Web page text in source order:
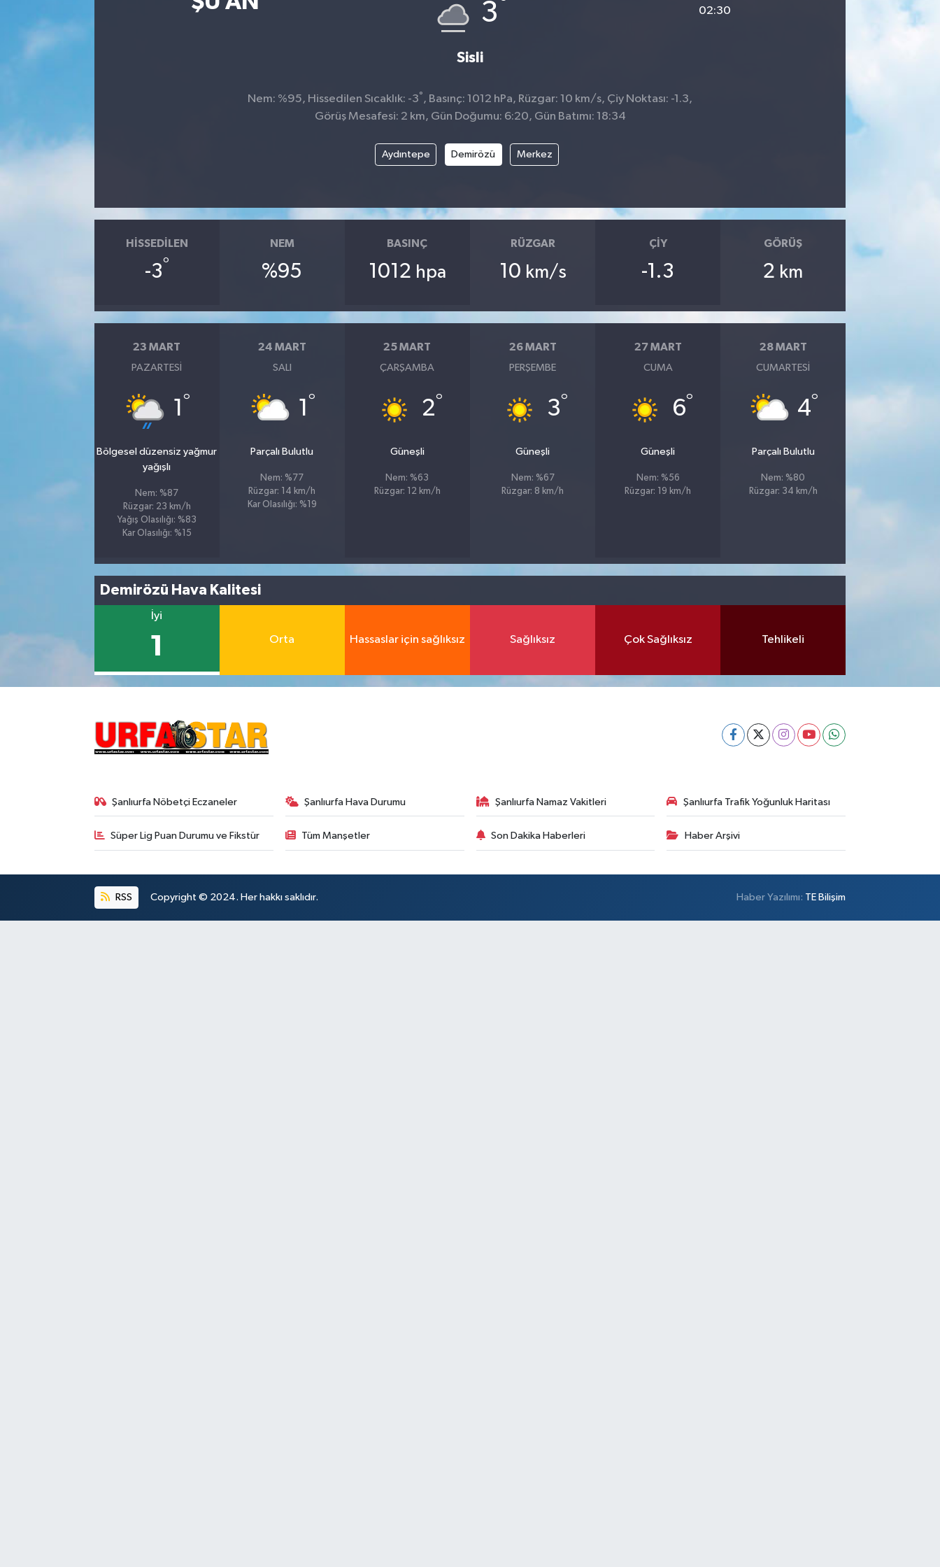
3
Sisli
02:30
Nem: %95, Hissedilen Sıcaklık: -3° , Basınç: 1012 hPa, Rüzgar: 10 km/s, Çiy Noktası: -1.3,
Görüş Mesafesi: 2 km, Gün Doğumu: 6:20, Gün Batımı: 18:34
Aydıntepe Demirözü Merkez
HISSEDILEN
-3°
NEM
%95
BASINÇ
1012 hpa
RÜZGAR
10 km/s
ÇIY
-1.3
GÖRÜŞ
2 km
23 MART
PAZARTESI
1 °
Bölgesel düzensiz yağmur
yağışlı
Nem: %87
Rüzgar: 23 km/h
Yağış Olasılığı: %83
Kar Olasılığı: %15
24 MART
SALI
1 °
Parçalı Bulutlu
Nem: %77
Rüzgar: 14 km/h
Kar Olasılığı: %19
25 MART
ÇARŞAMBA
2°
Güneşli
Nem: %63
Rüzgar: 12 km/h
26 MART
PERŞEMBE
3°
Güneşli
Nem: %67
Rüzgar: 8 km/h
27 MART
CUMA
6°
Güneşli
Nem: %56
Rüzgar: 19 km/h
28 MART
CUMARTESI
4°
Parçalı Bulutlu
Nem: %80
Rüzgar: 34 km/h
Demirözü Hava Kalitesi
İyi
1 Orta Hassaslar için sağlıksız Sağlıksız Çok Sağlıksız Tehlikeli
Şanlıurfa Nöbetçi Eczaneler Şanlıurfa Hava Durumu Şanlıurfa Namaz Vakitleri Şanlıurfa Trafik Yoğunluk Haritası
Süper Lig Puan Durumu ve Fikstür Tüm Manşetler Son Dakika Haberleri Haber Arşivi
RSS Copyright © 2024. Her hakkı saklıdır. Haber Yazılımı: TE Bilişim